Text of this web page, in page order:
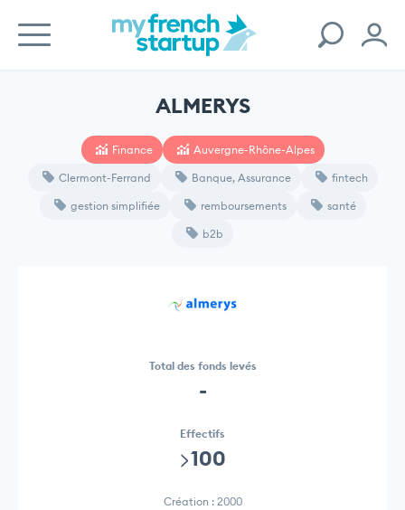
ALMERYS
Finance Auvergne-Rhône-Alpes
Clermont-Ferrand Banque, Assurance fintech
gestion simplifiée remboursements santé
b2b
Total des fonds levés
-
Effectifs
>100
Création : 2000